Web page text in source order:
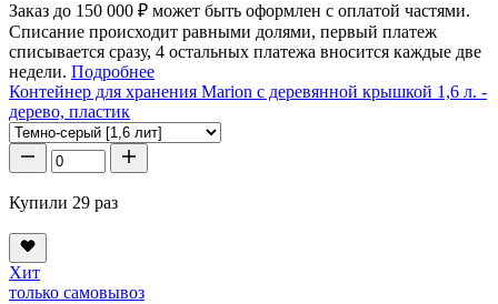
Заказ до 150 000 ₽ может быть оформлен с оплатой частями.
Списание происходит равными долями, первый платеж
списывается сразу, 4 остальных платежа вносится каждые две
недели. Подробнее
Контейнер для хранения Marion с деревянной крышкой 1,6 л. -
дерево, пластик
Купили 29 раз
Хит
только самовывоз